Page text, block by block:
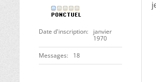
Date d'inscription
janvier
1970
Messages 18